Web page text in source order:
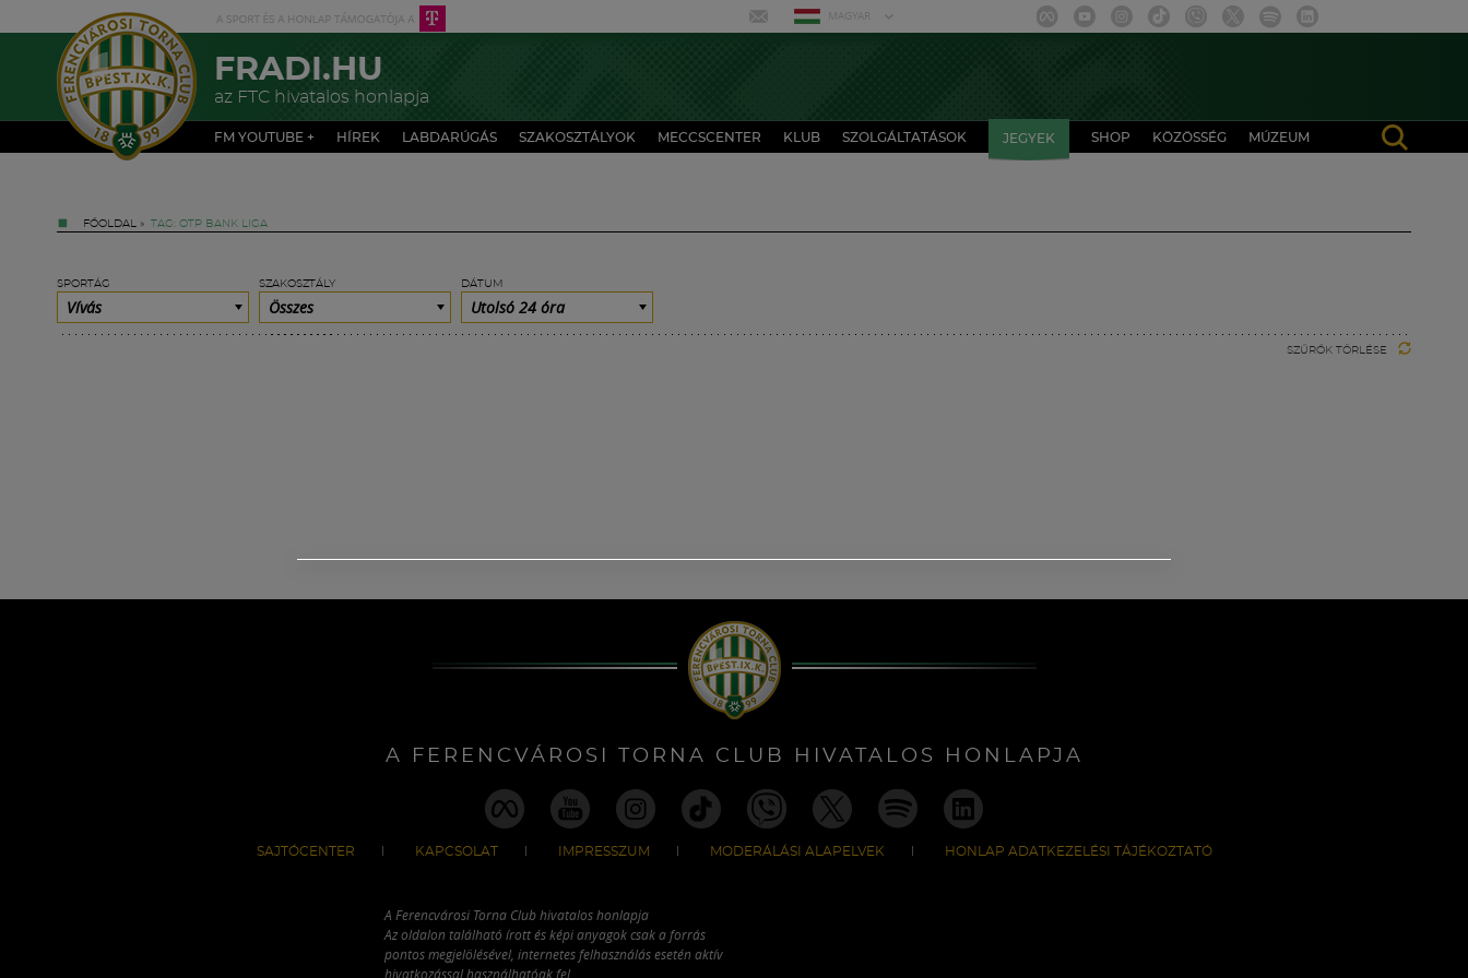
MAGYAR
FRADI.HU
az FTC hivatalos honlapja
FM YOUTUBE + HÍREK LABDARÚGÁS SZAKOSZTÁLYOK MECCSCENTER KLUB SZOLGÁLTATÁSOK JEGYEK SHOP KÖZÖSSÉG MÚZEUM
FŐOLDAL » TAG: OTP BANK LIGA
SPORTÁG
Vívás
SZAKOSZTÁLY
Összes
DÁTUM
Utolsó 24 óra
SZŰRŐK TÖRLÉSE
A FERENCVÁROSI TORNA CLUB HIVATALOS HONLAPJA
SAJTÓCENTER KAPCSOLAT IMPRESSZUM MODERÁLÁSI ALAPELVEK HONLAP ADATKEZELÉSI TÁJÉKOZTATÓ
A Ferencvárosi Torna Club hivatalos honlapja
Az oldalon található írott és képi anyagok csak a forrás
pontos megjelölésével, internetes felhasználás esetén aktív
hivatkozással használhatóak fel.